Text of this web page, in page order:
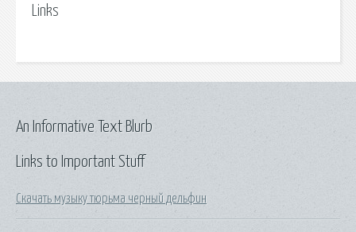
Links
Links to Important Stuff
Скачать музыку тюрьма черный дельфин
An Informative Text Blurb